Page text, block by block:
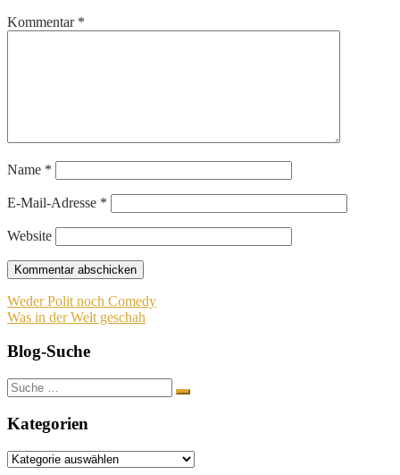
Kommentar *
Name *
E-Mail-Adresse *
Website
Beitragsnavigation
Weder Polit noch Comedy
Was in der Welt geschah
Blog-Suche
Suche
nach:
Kategorien
Kategorien